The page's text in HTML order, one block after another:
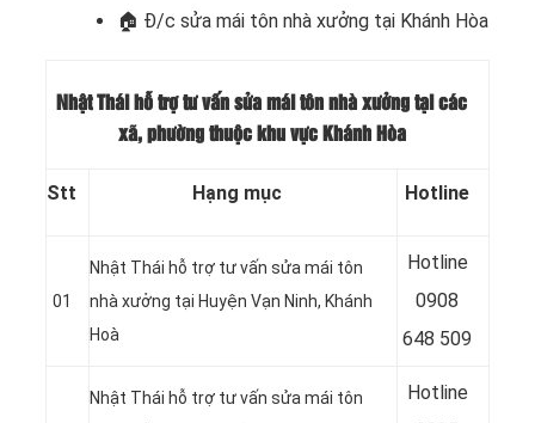
🏠 Đ/c sửa mái tôn nhà xưởng tại Khánh Hòa
Nhật Thái hỗ trợ tư vấn sửa mái tôn nhà xưởng tại các
xã, phường thuộc khu vực Khánh Hòa
Stt Hạng mục Hotline
01
Nhật Thái hỗ trợ tư vấn sửa mái tôn
nhà xưởng tại Huyện Vạn Ninh, Khánh
Hoà
Hotline
0908
648 509
Nhật Thái hỗ trợ tư vấn sửa mái tôn
Hotline